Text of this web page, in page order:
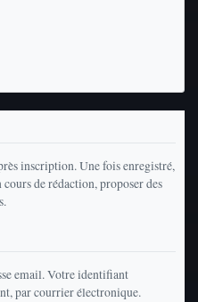
inscription. Une fois enregistré,
rédaction, proposer des
email. Votre identifiant
par courrier électronique.